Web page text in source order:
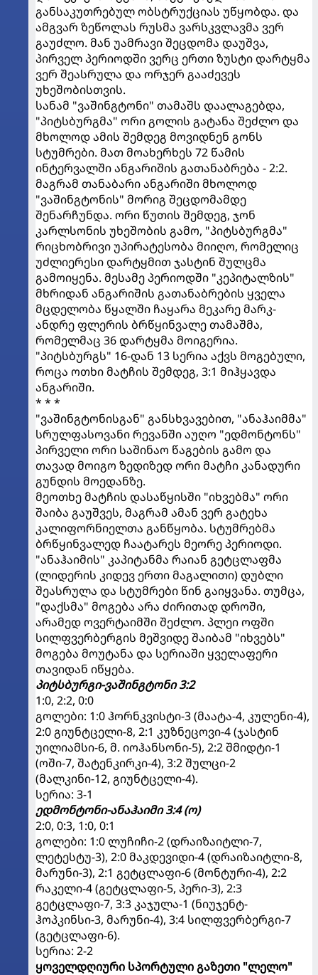
განსაკუთრებულ ობსტრუქციას უწყობდა. და
ამგვარ ზეწოლას რუსმა ვარსკვლავმა ვერ
გაუძლო. მან უამრავი შეცდომა დაუშვა,
პირველ პერიოდში ვერც ერთი ზუსტი დარტყმა
ვერ შეასრულა და ორჯერ გააძევეს
უხეშობისთვის.
სანამ "ვაშინგტონი" თამაშს დაალაგებდა,
"პიტსბურგმა" ორი გოლის გატანა შეძლო და
მხოლოდ ამის შემდეგ მოვიდნენ გონს
სტუმრები. მათ მოახერხეს 72 წამის
ინტერვალში ანგარიშის გათანაბრება - 2:2.
მაგრამ თანაბარი ანგარიში მხოლოდ
"ვაშინგტონის" მორიგ შეცდომამდე
შენარჩუნდა. ორი წუთის შემდეგ, ჯონ
კარლსონის უხეშობის გამო, "პიტსბურგმა"
რიცხობრივი უპირატესობა მიიღო, რომელიც
უძლიერესი დარტყმით ჯასტინ შულცმა
გამოიყენა. მესამე პერიოდში "კეპიტალზის"
მხრიდან ანგარიშის გათანაბრების ყველა
მცდელობა წყალში ჩაყარა მეკარე მარკ-
ანდრე ფლერის ბრწყინვალე თამაშმა,
რომელმაც 36 დარტყმა მოიგერია.
"პიტსბურგს" 16-დან 13 სერია აქვს მოგებული,
როცა ოთხი მატჩის შემდეგ, 3:1 მიჰყავდა
ანგარიში.
* * *
"ვაშინგტონისგან" განსხვავებით, "ანაჰაიმმა"
სრულფასოვანი რევანში აუღო "ედმონტონს"
პირველი ორი საშინაო წაგების გამო და
თავად მოიგო ზედიზედ ორი მატჩი კანადური
გუნდის მოედანზე.
მეოთხე მატჩის დასაწყისში "იხვებმა" ორი
შაიბა გაუშვეს, მაგრამ ამან ვერ გატეხა
კალიფორნიელთა განწყობა. სტუმრებმა
ბრწყინვალედ ჩაატარეს მეორე პერიოდი.
"ანაჰაიმის" კაპიტანმა რაიან გეტცლაფმა
(ლიდერის კიდევ ერთი მაგალითი) დუბლი
შეასრულა და სტუმრები წინ გაიყვანა. თუმცა,
"დაქსმა" მოგება არა ძირითად დროში,
არამედ ოვერტაიმში შეძლო. პლეი ოფში
სილფვერბერგის მეშვიდე შაიბამ "იხვებს"
მოგება მოუტანა და სერიაში ყველაფერი
თავიდან იწყება.
პიტსბურგი-ვაშინგტონი 3:2
1:0, 2:2, 0:0
გოლები: 1:0 ჰორნკვისტი-3 (მაატა-4, კულენი-4),
2:0 გიუნტცელი-8, 2:1 კუზნეცოვი-4 (ჯასტინ
უილიამსი-6, მ. იოჰანსონი-5), 2:2 შმიდტი-1
(ოში-7, შატენკირკი-4), 3:2 შულცი-2
(მალკინი-12, გიუნტცელი-4).
სერია: 3-1
ედმონტონი-ანაჰაიმი 3:4 (ო)
2:0, 0:3, 1:0, 0:1
გოლები: 1:0 ლუჩიჩი-2 (დრაიზაიტლი-7,
ლეტესტუ-3), 2:0 მაკდევიდი-4 (დრაიზაიტლი-8,
მარუნი-3), 2:1 გეტცლაფი-6 (მონტური-4), 2:2
რაკელი-4 (გეტცლაფი-5, პერი-3), 2:3
გეტცლაფი-7, 3:3 კაჯულა-1 (ნიუჯენტ-
ჰოპკინსი-3, მარუნი-4), 3:4 სილფვერბერგი-7
(გეტცლაფი-6).
სერია: 2-2
ყოველდღიური სპორტული გაზეთი "ლელო"